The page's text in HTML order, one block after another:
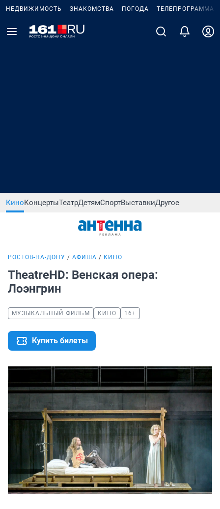
НЕДВИЖИМОСТЬ ЗНАКОМСТВА ПОГОДА ТЕЛЕПРОГРАММА
КиноКонцертыТеатрДетямСпортВыставкиДругое
РОСТОВ-НА-ДОНУ АФИША КИНО
TheatreHD: Венская опера:
Лоэнгрин
МУЗЫКАЛЬНЫЙ ФИЛЬМ КИНО 16+
Купить билеты